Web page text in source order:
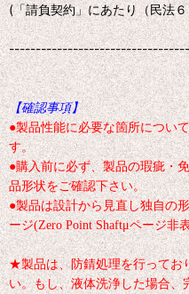
(「請負契約」にあたり（民法
【確認事項】
●製品性能に必要な箇所につい
す。
●購入前に必ず、製品の瑕疵・
品形状をご確認下さい。
●製品は設計から見直し独自の
ージ(Zero Point Shaftμページ非
★製品は、防錆処理を行ってお
い。もし、液体洗浄した場合